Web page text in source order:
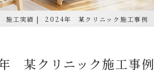
施工実績 2024年 某クリニック施工事例
某クリニック施工事例